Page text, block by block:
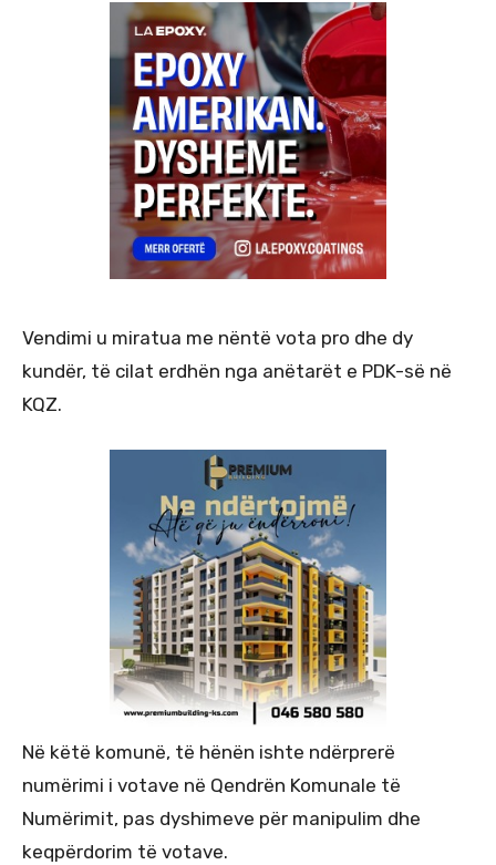
Vendimi u miratua me nëntë vota pro dhe dy
kundër, të cilat erdhën nga anëtarët e PDK-së në
KQZ.
Në këtë komunë, të hënën ishte ndërprerë
numërimi i votave në Qendrën Komunale të
Numërimit, pas dyshimeve për manipulim dhe
keqpërdorim të votave.